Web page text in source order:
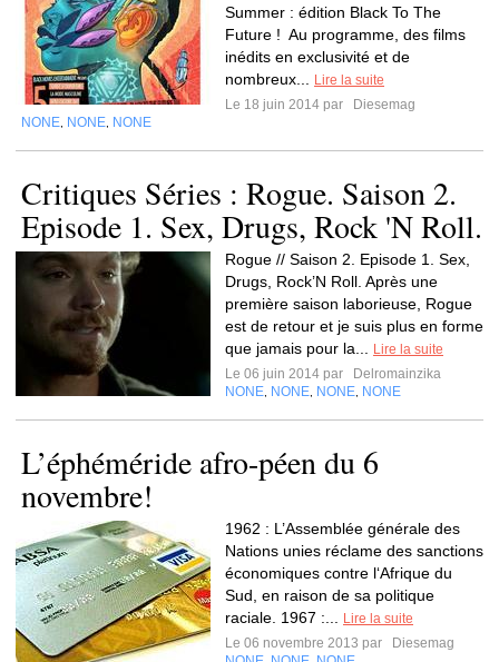
Summer : édition Black To The
Future ! Au programme, des films
inédits en exclusivité et de
nombreux...
Lire la suite
Le 18 juin 2014 par
Diesemag
NONE NONE NONE
Critiques Séries : Rogue. Saison 2.
Episode 1. Sex, Drugs, Rock 'N Roll.
Rogue // Saison 2. Episode 1. Sex,
Drugs, Rock’N Roll. Après une
première saison laborieuse, Rogue
est de retour et je suis plus en forme
que jamais pour la...
Lire la suite
Le 06 juin 2014 par
Delromainzika
NONE NONE NONE NONE
L’éphéméride afro-péen du 6
novembre!
1962 : L’Assemblée générale des
Nations unies réclame des sanctions
économiques contre l‘Afrique du
Sud, en raison de sa politique
raciale. 1967 :...
Lire la suite
Le 06 novembre 2013 par
Diesemag